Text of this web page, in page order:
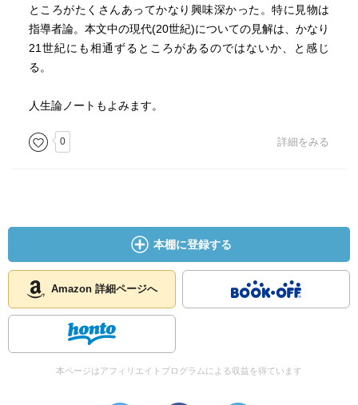
ところがたくさんあってかなり興味深かった。特に見物は
指導者論。本文中の現代(20世紀)についての見解は、かなり
21世紀にも相通ずるところがあるのではないか、と感じ
る。
人生論ノートもよみます。
0 詳細をみる
本棚に登録する
Amazon 詳細ページへ
本ページはアフィリエイトプログラムによる収益を得ています